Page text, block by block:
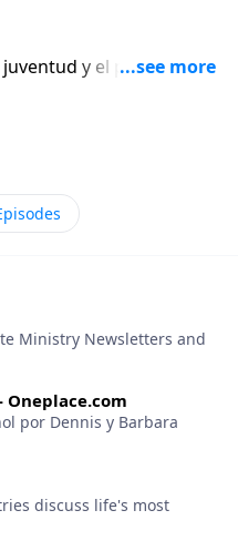
y el poderoso
Blum anima a